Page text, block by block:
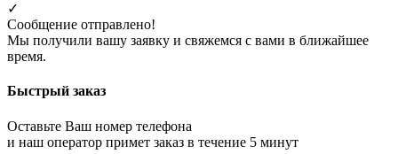
✓
Сообщение отправлено!
Мы получили вашу заявку и свяжемся с вами в ближайшее
время.
Быстрый заказ
Оставьте Ваш номер телефона
и наш оператор примет заказ в течение 5 минут